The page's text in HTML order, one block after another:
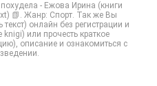
- Ежова Ирина (книги
📗. Жанр: Спорт. Так же Вы
онлайн без регистрации и
или прочесть краткое
описание и ознакомиться с